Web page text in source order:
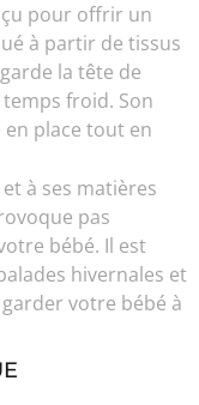
pour offrir un
à partir de tissus
la tête de
froid. Son
place tout en
à ses matières
pas
bébé. Il est
hivernales et
votre bébé à